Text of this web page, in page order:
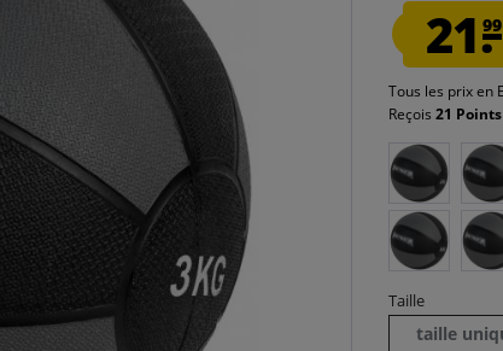
21.99
Tous les prix en
Reçois21
Taille
taille